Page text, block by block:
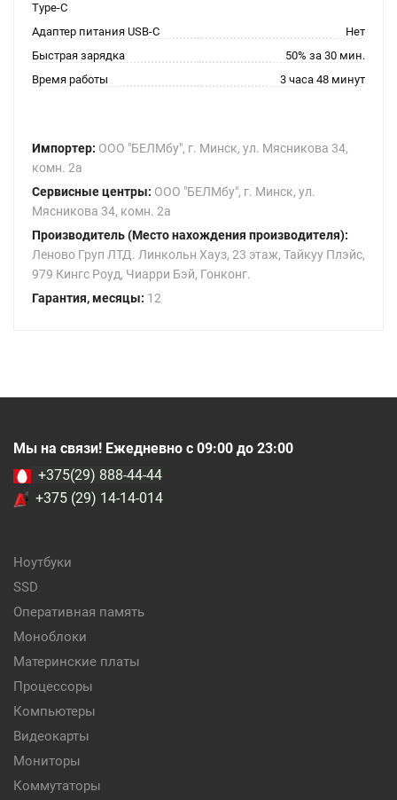
Type-C
Адаптер питания USB-C
Нет
Быстрая зарядка
50% за 30 мин.
Время работы
3 часа 48 минут
Импортер: ООО "БЕЛМбу", г. Минск, ул. Мясникова 34,
комн. 2а
Сервисные центры: ООО "БЕЛМбу", г. Минск, ул.
Мясникова 34, комн. 2а
Производитель (Место нахождения производителя):
Леново Груп ЛТД. Линкольн Хауз, 23 этаж, Тайкуу Плэйс,
979 Кингс Роуд, Чиарри Бэй, Гонконг.
Гарантия, месяцы: 12
Мы на связи! Ежедневно с 09:00 до 23:00
+375(29) 888-44-44
+375 (29) 14-14-014
Ноутбуки
SSD
Оперативная память
Моноблоки
Материнские платы
Процессоры
Компьютеры
Видеокарты
Мониторы
Коммутаторы